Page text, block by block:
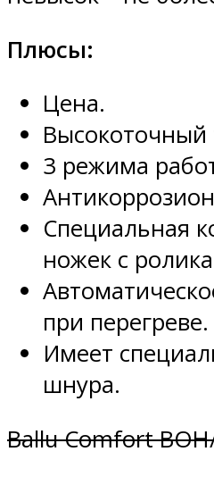
Плюсы:
Цена.
Высокоточный
3 режима
Специальная
ножек с
при перегреве.
Имеет
шнура.
Ballu Comfort